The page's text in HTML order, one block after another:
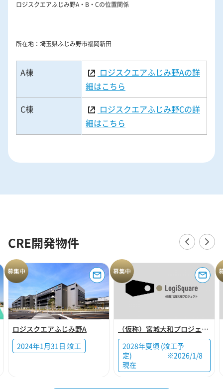
ロジスクエアふじみ野A・B・Cの位置関係
所在地：埼玉県ふじみ野市福岡新田
A棟
ロジスクエアふじみ野Aの詳
細はこちら
C棟
ロジスクエアふじみ野Cの詳
細はこちら
CRE開発物件
募集中
ロジスクエアふじみ野A
2024年1月31日 竣工
募集中
（仮称）宮城大和プロジェクト
2028年夏頃 (竣工予
定) ※2026/1/8
現在